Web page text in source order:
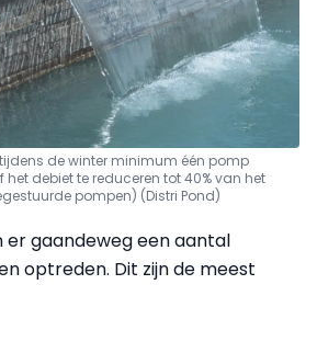
de winter minimum één pomp
debiet te reduceren tot 40% van het
pompen) (Distri Pond)
er gaandeweg een aantal
optreden. Dit zijn de meest